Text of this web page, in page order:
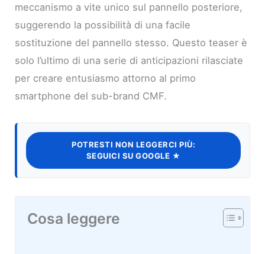
meccanismo a vite unico sul pannello posteriore,
suggerendo la possibilità di una facile
sostituzione del pannello stesso. Questo teaser è
solo l’ultimo di una serie di anticipazioni rilasciate
per creare entusiasmo attorno al primo
smartphone del sub-brand CMF.
POTRESTI NON LEGGERCI PIÙ:
SEGUICI SU GOOGLE ★
Cosa leggere